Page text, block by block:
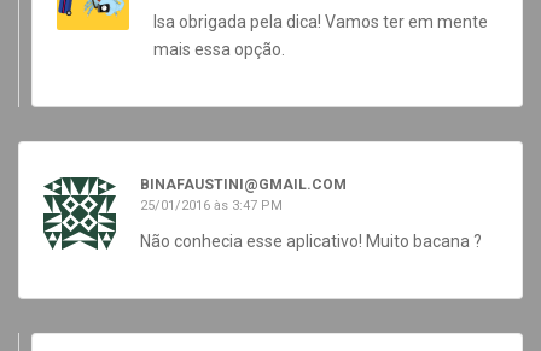
Isa obrigada pela dica! Vamos ter em mente
mais essa opção.
BINAFAUSTINI@GMAIL.COM
25/01/2016 às 3:47 PM
Não conhecia esse aplicativo! Muito bacana ?